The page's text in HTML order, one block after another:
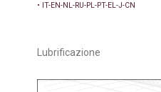
• IT-EN-NL-RU-PL-PT-EL-J-CN
Lubrificazione